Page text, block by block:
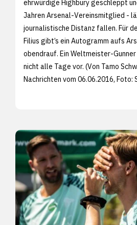
ehrwürdige Highbury geschleppt
Jahren Arsenal-Vereinsmitglied -
journalistische Distanz fallen. Für
Filius gibt’s ein Autogramm aufs
obendrauf. Ein Weltmeister-
nicht alle Tage vor. (Von Tamo
Nachrichten vom 06.06.2016, Foto: